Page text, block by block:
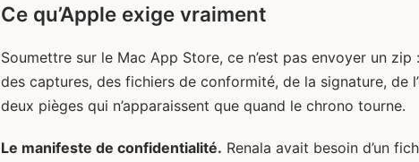
Ce qu’Apple exige vraiment
Soumettre sur le Mac App Store, ce n’est pas envoyer un
des captures, des fichiers de conformité, de la signature, de
deux pièges qui n’apparaissent que quand le chrono tourne.
Le manifeste de confidentialité. Renala avait besoin d’un